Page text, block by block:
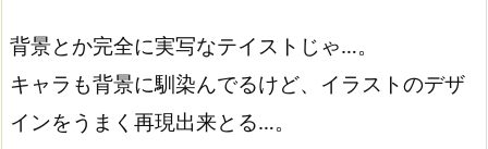
背景とか完全に実写なテイストじゃ…。
キャラも背景に馴染んでるけど、イラストのデザ
インをうまく再現出来とる…。